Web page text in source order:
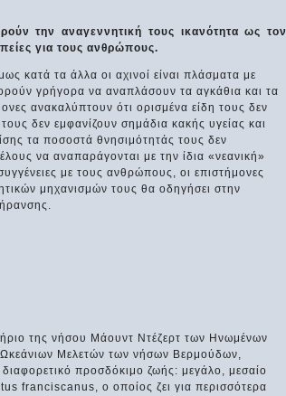
την αναγεννητική τους ικανότητα ως τον
για τους ανθρώπους.
κατά τα άλλα οι αχινοί είναι πλάσματα με
γρήγορα να αναπλάσουν τα αγκάθια και τα
ανακαλύπτουν ότι ορισμένα είδη τους δεν
δεν εμφανίζουν σημάδια κακής υγείας και
τα ποσοστά θνησιμότητάς τους δεν
να αναπαράγονται με την ίδια «νεανική»
με τους ανθρώπους, οι επιστήμονες
μηχανισμών τους θα οδηγήσει στην
της νήσου Μάουντ Ντέζερτ των Ηνωμένων
Ωκεάνιων Μελετών των νήσων Βερμούδων,
διαφορετικό προσδόκιμο ζωής: μεγάλο, μεσαίο
franciscanus, ο οποίος ζει για περισσότερα